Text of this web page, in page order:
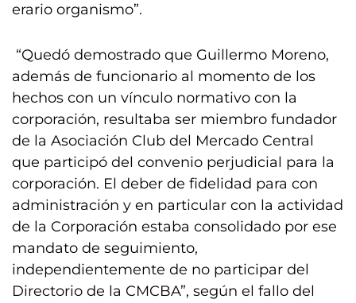
erario organismo”.
“Quedó demostrado que Guillermo Moreno,
además de funcionario al momento de los
hechos con un vínculo normativo con la
corporación, resultaba ser miembro fundador
de la Asociación Club del Mercado Central
que participó del convenio perjudicial para la
corporación. El deber de fidelidad para con
administración y en particular con la actividad
de la Corporación estaba consolidado por ese
mandato de seguimiento,
independientemente de no participar del
Directorio de la CMCBA”, según el fallo del